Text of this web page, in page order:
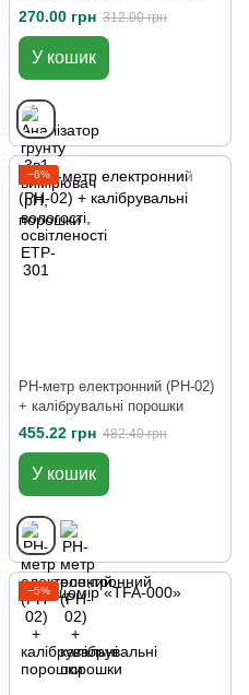
освітленості ETP-301
270.00 грн 312.00 грн
У кошик
−6%
PH-метр електронний (PH-02)
+ калібрувальні порошки
455.22 грн 482.40 грн
У кошик
−5%